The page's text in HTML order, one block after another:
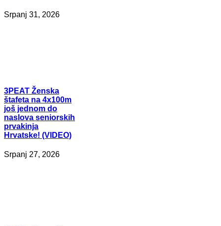
Srpanj 31, 2026
3PEAT Ženska
štafeta na 4x100m
još jednom do
naslova seniorskih
prvakinja
Hrvatske! (VIDEO)
Srpanj 27, 2026